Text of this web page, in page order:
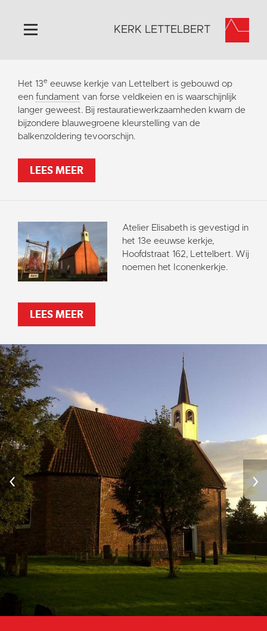
Home
Algemeen
Historie
Omgeving
Activiteiten
Steun ons
KERK LETTELBERT
Het 13e eeuwse kerkje van Lettelbert is gebouwd op
een fundament van forse veldkeien en is waarschijnlijk
langer geweest. Bij restauratiewerkzaamheden kwam de
bijzondere blauwegroene kleurstelling van de
balkenzoldering tevoorschijn.
LEES MEER
Atelier Elisabeth is gevestigd in
het 13e eeuwse kerkje,
Hoofdstraat 162, Lettelbert. Wij
noemen het Iconenkerkje.
LEES MEER
‹ ›